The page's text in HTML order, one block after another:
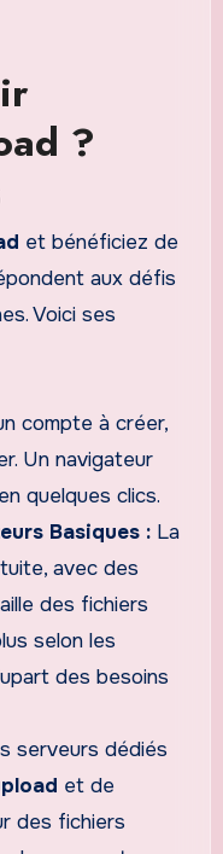
?
et bénéficiez de
aux défis
Voici ses
compte à créer,
Un navigateur
en quelques clics.
Basiques : La
avec des
des fichiers
selon les
des besoins
serveurs dédiés
et de
des fichiers